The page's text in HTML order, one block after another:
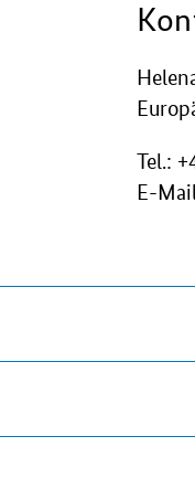
Tel.:
E-